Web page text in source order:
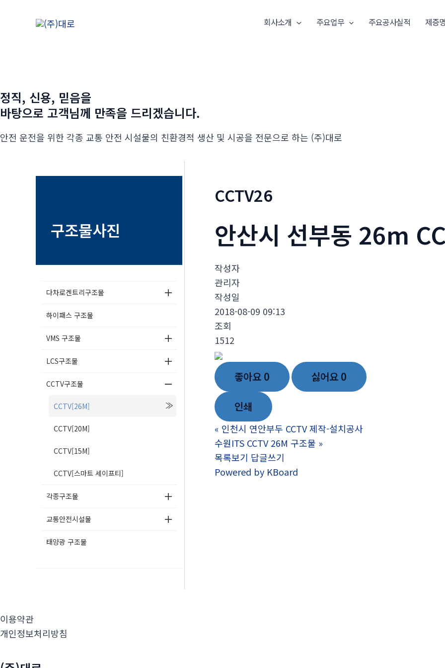
뛰
기
회사소개 주요업무 주요공사실적 제증
정직, 신용, 믿음을
바탕으로 고객님께 만족을 드리겠습니다.
안전 운전을 위한 각종 교통 안전 시설물의 친환경적 생산 및 시공을 전문으로 하는 (주)대로
구조물사진
다차로겐트리구조물
하이패스 구조물
VMS 구조물
LCS구조물
CCTV구조물
CCTV[26M]
CCTV[20M]
CCTV[15M]
CCTV[스마트 세이프티]
각종구조물
교통안전시설물
태양광 구조물
CCTV26
안산시 선부동 26m
작성자
관리자
작성일
2018-08-09 09:13
조회
1512
좋아요 0 싫어요 0
인쇄
« 인천시 연안부두 CCTV 제작-설치공사
수원ITS CCTV 26M 구조물 »
목록보기 답글쓰기
Powered by KBoard
이용약관
개인정보처리방침